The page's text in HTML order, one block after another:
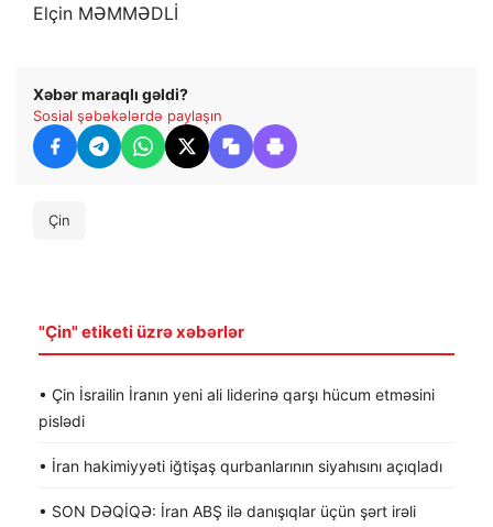
Elçin MƏMMƏDLİ
Xəbər maraqlı gəldi?
Sosial şəbəkələrdə paylaşın
Çin
"Çin" etiketi üzrə xəbərlər
• Çin İsrailin İranın yeni ali liderinə qarşı hücum etməsini
pislədi
• İran hakimiyyəti iğtişaş qurbanlarının siyahısını açıqladı
• SON DƏQİQƏ: İran ABŞ ilə danışıqlar üçün şərt irəli